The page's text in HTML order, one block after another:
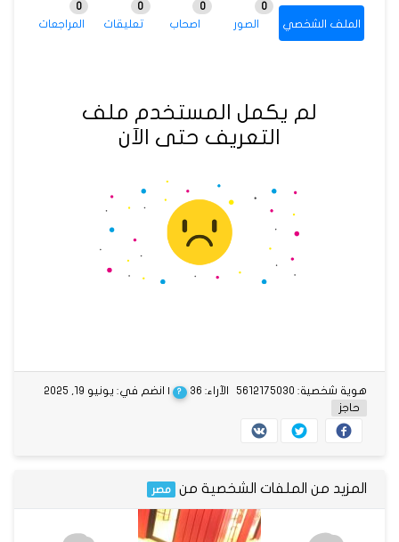
الملف الشخصي الصور
0
اصحاب
0
تعليقات
0
المراجعات
0
لم يكمل المستخدم ملف
التعريف حتى الآن
الآراء: 36 ? | انضم في: يونيو 19, 2025
هوية شخصية: 5612175030
حاجز
المزيد من الملفات الشخصية من مصر